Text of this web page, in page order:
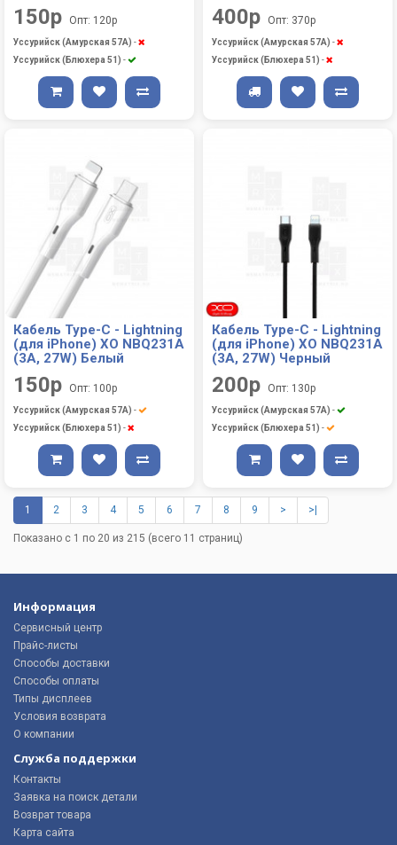
150р Опт: 120р
Уссурийск (Амурская 57А) -
Уссурийск (Блюхера 51) -
400р Опт: 370р
Уссурийск (Амурская 57А) -
Уссурийск (Блюхера 51) -
Кабель Type-C - Lightning
(для iPhone) XO NBQ231A
(3A, 27W) Белый
150р Опт: 100р
Уссурийск (Амурская 57А) -
Уссурийск (Блюхера 51) -
Кабель Type-C - Lightning
(для iPhone) XO NBQ231A
(3A, 27W) Черный
200р Опт: 130р
Уссурийск (Амурская 57А) -
Уссурийск (Блюхера 51) -
1 2 3 4 5 6 7 8 9 > >|
Показано с 1 по 20 из 215 (всего 11 страниц)
Информация
Сервисный центр
Прайс-листы
Способы доставки
Способы оплаты
Типы дисплеев
Условия возврата
О компании
Служба поддержки
Контакты
Заявка на поиск детали
Возврат товара
Карта сайта